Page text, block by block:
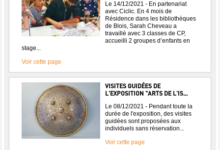
Le 14/12/2021 - En partenariat
avec Ciclic. En 4 mois de
Résidence dans les bibliothèques
de Blois, Sarah Cheveau a
travaillé avec 3 classes de CP,
accueilli 2 groupes d’enfants en
stage...
Voir cette page
VISITES GUIDÉES DE
L'EXPOSITION "ARTS DE L'IS...
Le 08/12/2021 - Pendant toute la
durée de l'exposition, des visites
guidées sont proposées aux
individuels sans réservation...
Voir cette page